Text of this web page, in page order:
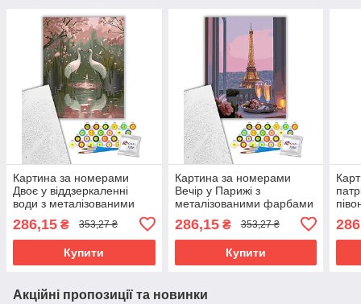
Картина за номерами
Двоє у віддзеркаленні
води з металізованими
фарбами 40х50 см АРТ-
КРАФТ (11729-AC)
286,15 ₴ 353,27 ₴
Купити
Картина за номерами
Вечір у Парижі з
металізованими фарбами
(11081-AC)
286,15₴ 353,27 ₴
Купити
Акційні пропозиції та новинки